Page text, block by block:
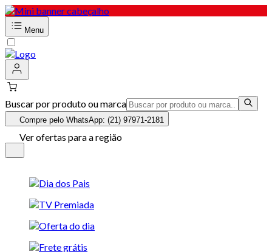
Menu
Buscar por produto ou marca
Compre pelo WhatsApp: (21) 97971-2181
Ver ofertas para a região